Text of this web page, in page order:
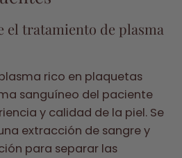
el tratamiento de plasma
rico en plaquetas
sanguíneo del paciente
y calidad de la piel. Se
extracción de sangre y
para separar las